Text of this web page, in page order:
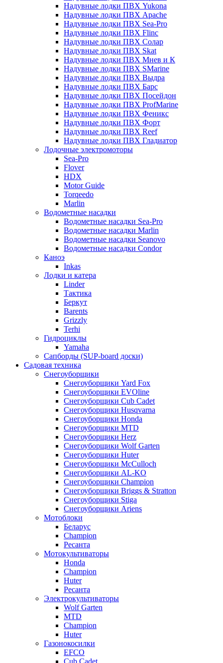
Надувные лодки ПВХ Yukona
Надувные лодки ПВХ Apache
Надувные лодки ПВХ Sea-Pro
Надувные лодки ПВХ Flinc
Надувные лодки ПВХ Солар
Надувные лодки ПВХ Skat
Надувные лодки ПВХ Мнев и К
Надувные лодки ПВХ SMarine
Надувные лодки ПВХ Выдра
Надувные лодки ПВХ Барс
Надувные лодки ПВХ Посейдон
Надувные лодки ПВХ ProfMarine
Надувные лодки ПВХ Феникс
Надувные лодки ПВХ Форт
Надувные лодки ПВХ Reef
Надувные лодки ПВХ Гладиатор
Лодочные электромоторы
Sea-Pro
Flover
HDX
Motor Guide
Torqeedo
Marlin
Водометные насадки
Водометные насадки Sea-Pro
Водометные насадки Marlin
Водометные насадки Seanovo
Водометные насадки Condor
Каноэ
Inkas
Лодки и катера
Linder
Тактика
Беркут
Barents
Grizzly
Terhi
Гидроциклы
Yamaha
Сапборды (SUP-board доски)
Садовая техника
Снегоуборщики
Снегоуборщики Yard Fox
Снегоуборщики EVOline
Снегоуборщики Cub Cadet
Снегоуборщики Husqvarna
Снегоуборщики Honda
Снегоуборщики MTD
Снегоуборщики Herz
Снегоуборщики Wolf Garten
Снегоуборщики Huter
Снегоуборщики McCulloch
Снегоуборщики AL-KO
Снегоуборщики Champion
Снегоуборщики Briggs & Stratton
Снегоуборщики Stiga
Снегоуборщики Ariens
Мотоблоки
Беларус
Champion
Ресанта
Мотокультиваторы
Honda
Champion
Huter
Ресанта
Электрокультиваторы
Wolf Garten
MTD
Champion
Huter
Газонокосилки
EFCO
Cub Cadet